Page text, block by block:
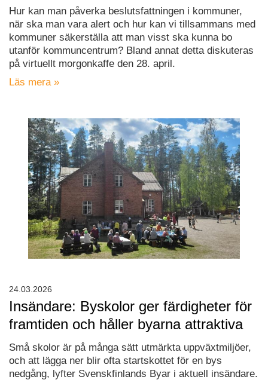
Hur kan man påverka beslutsfattningen i kommuner,
när ska man vara alert och hur kan vi tillsammans med
kommuner säkerställa att man visst ska kunna bo
utanför kommuncentrum? Bland annat detta diskuteras
på virtuellt morgonkaffe den 28. april.
Läs mera »
Insändare: Byskolor ger färdigheter för
framtiden och håller byarna attraktiva
Små skolor är på många sätt utmärkta uppväxtmiljöer,
och att lägga ner blir ofta startskottet för en bys
nedgång, lyfter Svenskfinlands Byar i aktuell insändare.
24.03.2026